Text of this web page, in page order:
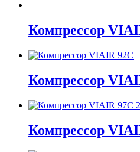
Компрессор
Компрессор
Компрессор